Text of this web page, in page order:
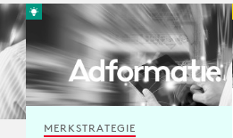
MERKSTRATEGIE